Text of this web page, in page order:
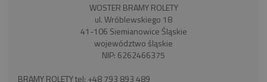
WOSTER BRAMY ROLETY
ul. Wróblewskiego 18
41-106 Siemianowice Śląskie
województwo śląskie
NIP: 6262466375
BRAMY ROLETY tel: +48 793 893 489